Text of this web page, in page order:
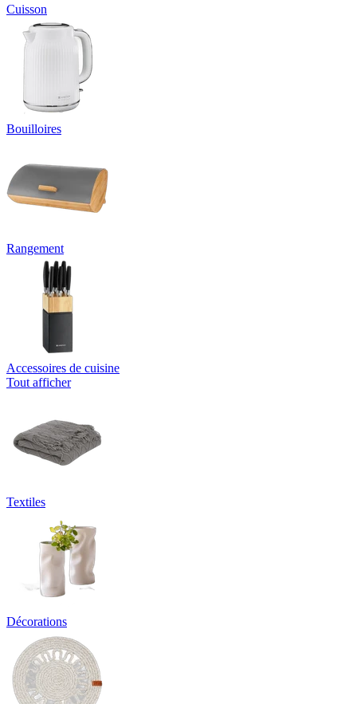
Cuisson
Bouilloires
Rangement
Accessoires de cuisine
Tout afficher
Textiles
Décorations